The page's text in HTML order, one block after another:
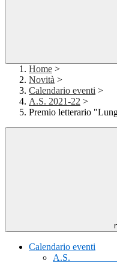
Home >
Novità >
Calendario eventi >
A.S. 2021-22 >
Premio letterario
Calendario eventi